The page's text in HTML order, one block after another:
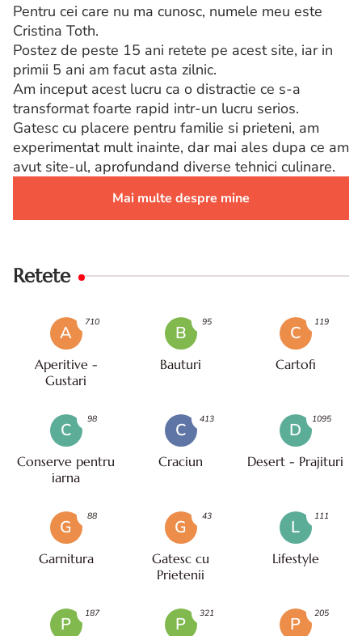
Pentru cei care nu ma cunosc, numele meu este
Cristina Toth.
Postez de peste 15 ani retete pe acest site, iar in
primii 5 ani am facut asta zilnic.
Am inceput acest lucru ca o distractie ce s-a
transformat foarte rapid intr-un lucru serios.
Gatesc cu placere pentru familie si prieteni, am
experimentat mult inainte, dar mai ales dupa ce am
avut site-ul, aprofundand diverse tehnici culinare.
Mai multe despre mine
Retete
A
Aperitive -
Gustari
710
B
Bauturi
95
C
Cartofi
119
C
Conserve pentru
iarna
98
C
Craciun
413
D
Desert - Prajituri
1095
G
Garnitura
88
G
Gatesc cu
Prietenii
43
L
Lifestyle
111
P
187
P
321
P
205